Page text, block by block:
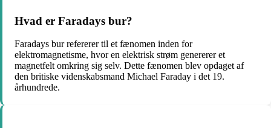
Hvad er Faradays bur?
Faradays bur refererer til et fænomen inden for
elektromagnetisme, hvor en elektrisk strøm genererer et
magnetfelt omkring sig selv. Dette fænomen blev opdaget af
den britiske videnskabsmand Michael Faraday i det 19.
århundrede.